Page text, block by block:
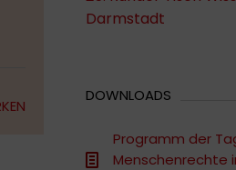
Darmstadt
DOWNLOADS
Programm der
Menschenrechte